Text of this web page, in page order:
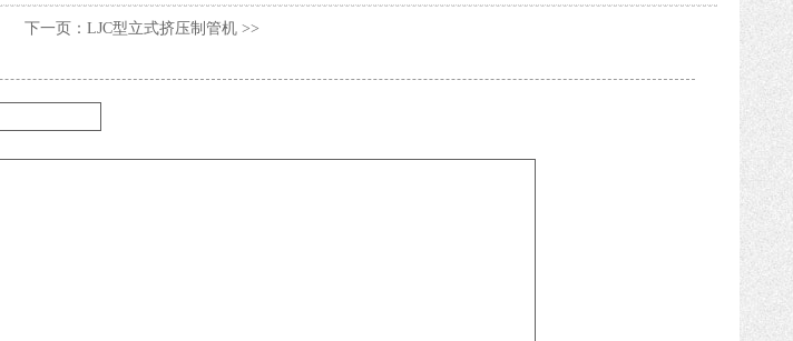
下一页： LJC型立式挤压制管机 >>